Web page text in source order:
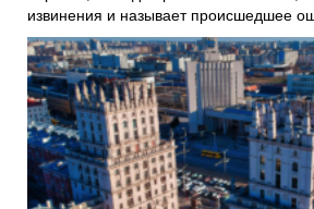
извинения и называет происшедшее